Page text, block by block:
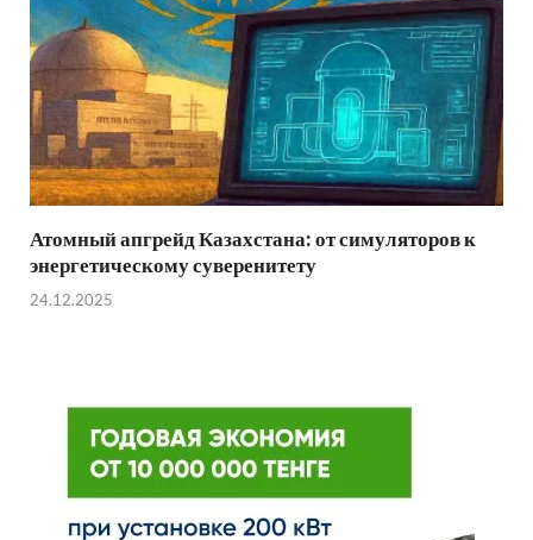
Атомный апгрейд Казахстана: от симуляторов к
энергетическому суверенитету
24.12.2025